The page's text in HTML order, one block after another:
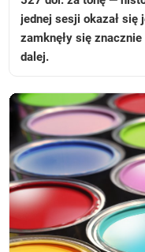
jednej sesji okazał się
zamknęły się
dalej.